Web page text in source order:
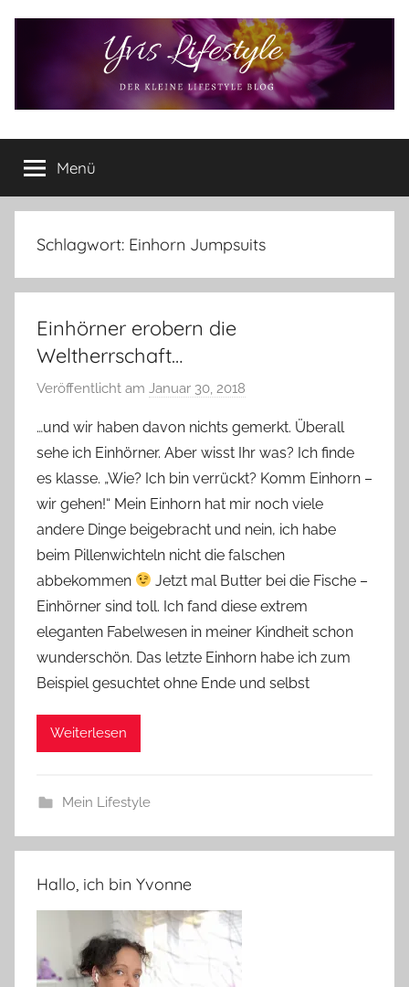
Yvis
Lifestyle
Lifestyle
Blog
–
Lifestyle,
Produkttests
vieles
mehr
Menü
Schlagwort: Einhorn Jumpsuits
Einhörner erobern die
Weltherrschaft…
Veröffentlicht am Januar 30, 2018
n
Y
v
o
n
n
e
…und wir haben davon nichts gemerkt. Überall
sehe ich Einhörner. Aber wisst Ihr was? Ich finde
es klasse. „Wie? Ich bin verrückt? Komm Einhorn –
wir gehen!“ Mein Einhorn hat mir noch viele
andere Dinge beigebracht und nein, ich habe
beim Pillenwichteln nicht die falschen
abbekommen
Jetzt mal Butter bei die Fische –
Einhörner sind toll. Ich fand diese extrem
eleganten Fabelwesen in meiner Kindheit schon
wunderschön. Das letzte Einhorn habe ich zum
Beispiel gesuchtet ohne Ende und selbst
Weiterlesen
Mein Lifestyle
Hallo, ich bin Yvonne